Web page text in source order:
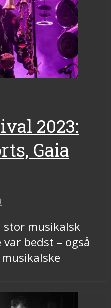
2023:
Gaia
stor musikalsk
bedst – også